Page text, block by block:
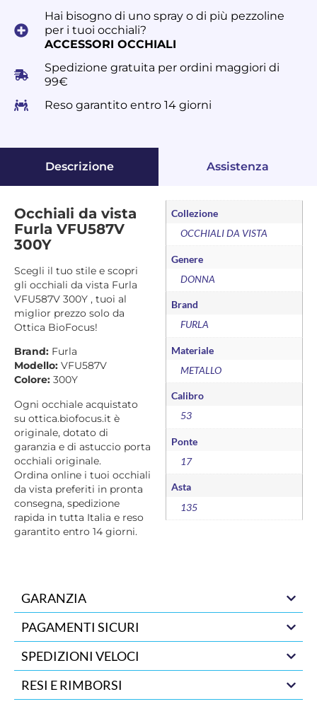
Hai bisogno di uno spray o di più pezzoline
per i tuoi occhiali?
ACCESSORI OCCHIALI
Spedizione gratuita per ordini maggiori di
99€
Reso garantito entro 14 giorni
Descrizione Assistenza
Occhiali da vista
Furla VFU587V
300Y
Scegli il tuo stile e scopri
gli occhiali da vista Furla
VFU587V 300Y , tuoi al
miglior prezzo solo da
Ottica BioFocus!
Brand: Furla
Modello: VFU587V
Colore: 300Y
Ogni occhiale acquistato
su ottica.biofocus.it è
originale, dotato di
garanzia e di astuccio porta
occhiali originale.
Ordina online i tuoi occhiali
da vista preferiti in pronta
consegna, spedizione
rapida in tutta Italia e reso
garantito entro 14 giorni.
Collezione
OCCHIALI DA VISTA
Genere
DONNA
Brand
FURLA
Materiale
METALLO
Calibro
53
Ponte
17
Asta
135
GARANZIA
PAGAMENTI SICURI
SPEDIZIONI VELOCI
RESI E RIMBORSI